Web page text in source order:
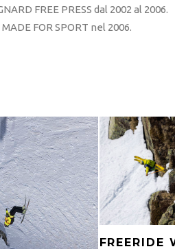
FREE PRESS dal 2002 al 2006.
FOR SPORT nel 2006.
FREERIDE